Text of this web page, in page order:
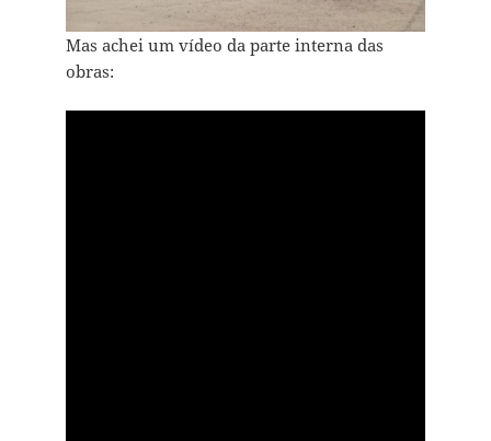
Mas achei um vídeo da parte interna das
obras: